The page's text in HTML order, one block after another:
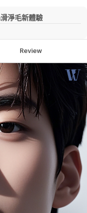
淨毛新體驗
Review